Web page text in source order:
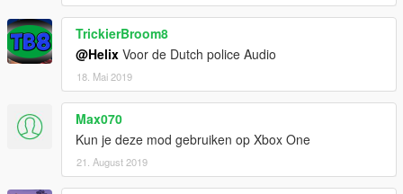
TrickierBroom8
@Helix Voor de Dutch police Audio
18. Mai 2019
Max070
Kun je deze mod gebruiken op Xbox One
21. August 2019